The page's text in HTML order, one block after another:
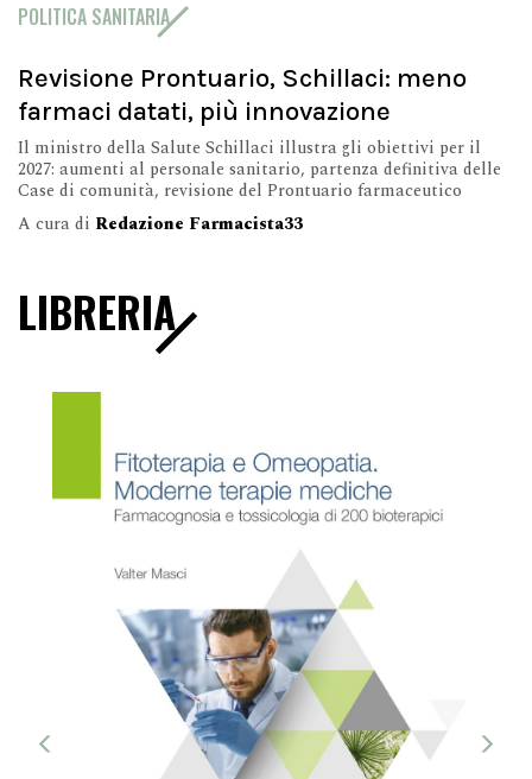
POLITICA SANITARIA
Revisione Prontuario, Schillaci: meno
farmaci datati, più innovazione
Il ministro della Salute Schillaci illustra gli obiettivi per il
2027: aumenti al personale sanitario, partenza definitiva delle
Case di comunità, revisione del Prontuario farmaceutico
A cura di Redazione Farmacista33
LIBRERIA